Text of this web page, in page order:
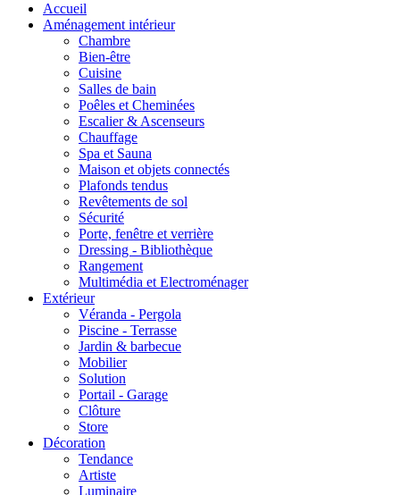
Accueil
Aménagement intérieur
Chambre
Bien-être
Cuisine
Salles de bain
Poêles et Cheminées
Escalier & Ascenseurs
Chauffage
Spa et Sauna
Maison et objets connectés
Plafonds tendus
Revêtements de sol
Sécurité
Porte, fenêtre et verrière
Dressing - Bibliothèque
Rangement
Multimédia et Electroménager
Extérieur
Véranda - Pergola
Piscine - Terrasse
Jardin & barbecue
Mobilier
Solution
Portail - Garage
Clôture
Store
Décoration
Tendance
Artiste
Luminaire